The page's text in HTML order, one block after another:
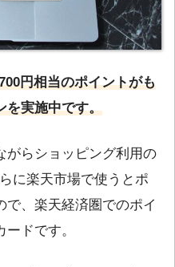
円相当のポイントがも
を実施中です。
がらショッピング利用の
に楽天市場で使うとポ
で、楽天経済圏でのポイ
ドです。